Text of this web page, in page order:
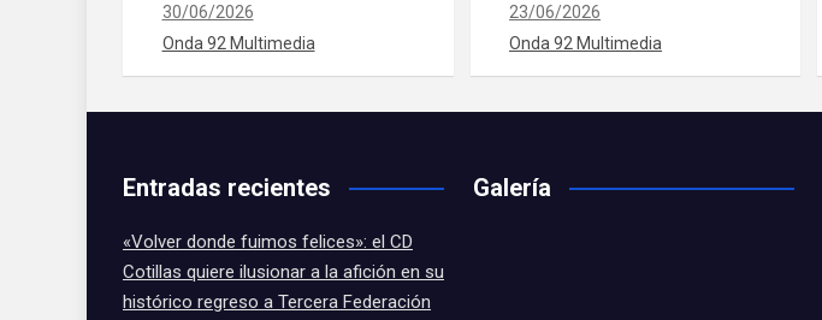
30/06/2026
Onda 92 Multimedia
23/06/2026
Onda 92 Multimedia
Entradas recientes
«Volver donde fuimos felices»: el CD
Cotillas quiere ilusionar a la afición en su
histórico regreso a Tercera Federación
Galería